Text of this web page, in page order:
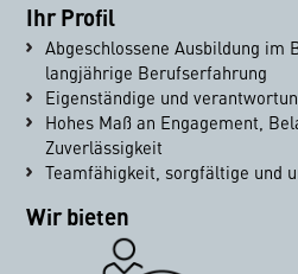
Ihr Profil
Abgeschlossene Ausbildung im
langjährige Berufserfahrung
Eigenständige und
Hohes Maß an Engagement,
Zuverlässigkeit
Teamfähigkeit, sorgfältige und
Wir bieten